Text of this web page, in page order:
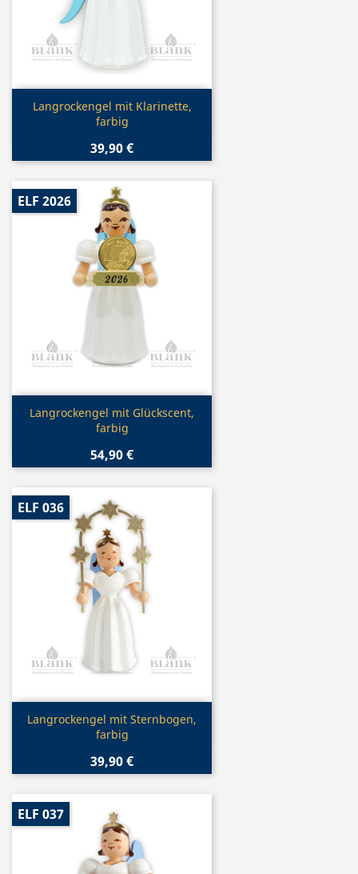
Vorschau
Langrockengel mit Klarinette,
farbig
39,90 €
Vorschau
Langrockengel mit Glückscent,
farbig
54,90 €
ELF 2026
Vorschau
Langrockengel mit Sternbogen,
farbig
39,90 €
ELF 036
ELF 037